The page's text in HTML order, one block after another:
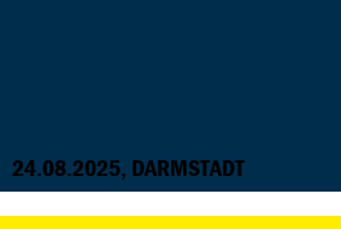
24.08.2025, DARMSTADT